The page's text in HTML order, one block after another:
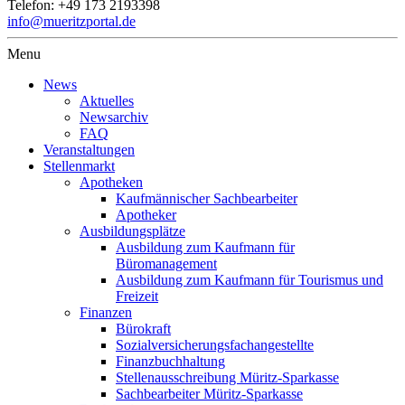
Telefon: +49 173 2193398
info@mueritzportal.de
Menu
News
Aktuelles
Newsarchiv
FAQ
Veranstaltungen
Stellenmarkt
Apotheken
Kaufmännischer Sachbearbeiter
Apotheker
Ausbildungsplätze
Ausbildung zum Kaufmann für
Büromanagement
Ausbildung zum Kaufmann für Tourismus und
Freizeit
Finanzen
Bürokraft
Sozialversicherungsfachangestellte
Finanzbuchhaltung
Stellenausschreibung Müritz-Sparkasse
Sachbearbeiter Müritz-Sparkasse